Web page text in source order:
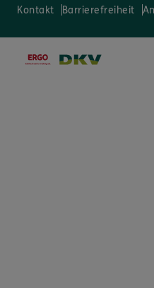
Kontakt Barrierefreiheit